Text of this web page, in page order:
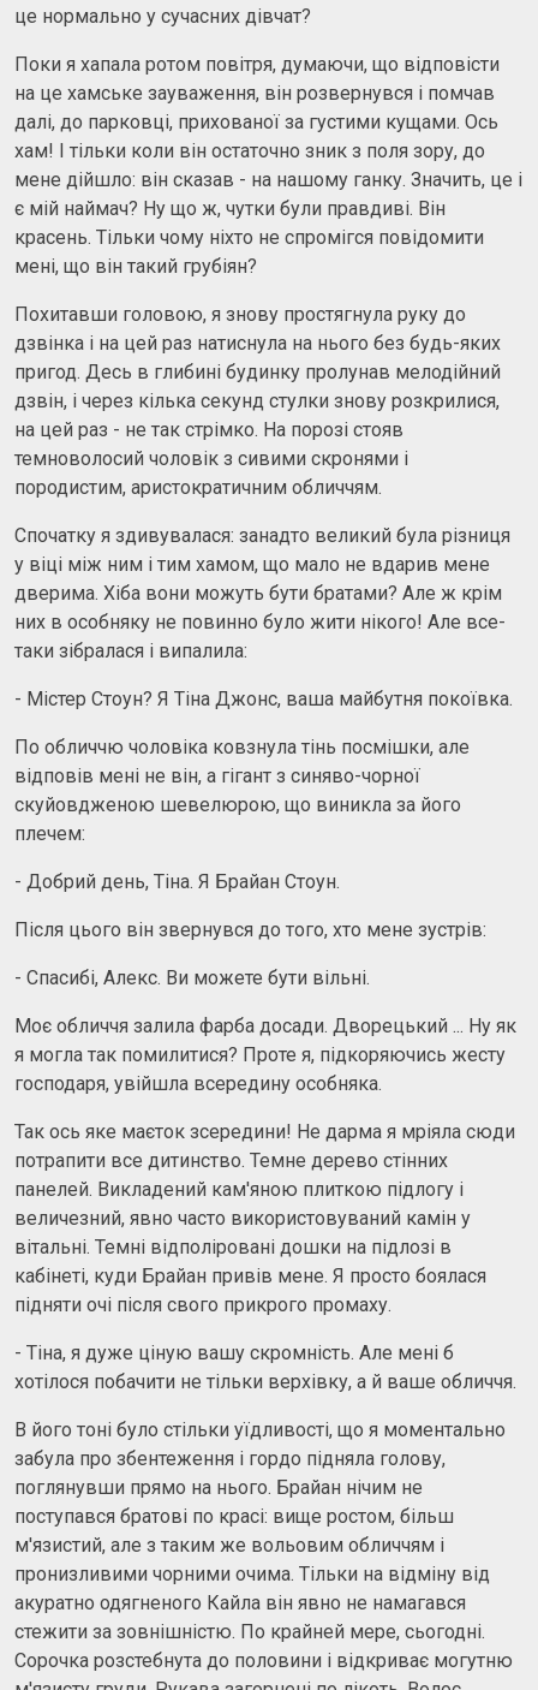
це нормально у сучасних дівчат?
Поки я хапала ротом повітря, думаючи, що відповісти
на це хамське зауваження, він розвернувся і помчав
далі, до парковці, прихованої за густими кущами. Ось
хам! І тільки коли він остаточно зник з поля зору, до
мене дійшло: він сказав - на нашому ганку. Значить, це і
є мій наймач? Ну що ж, чутки були правдиві. Він
красень. Тільки чому ніхто не спромігся повідомити
мені, що він такий грубіян?
Похитавши головою, я знову простягнула руку до
дзвінка і на цей раз натиснула на нього без будь-яких
пригод. Десь в глибині будинку пролунав мелодійний
дзвін, і через кілька секунд стулки знову розкрилися,
на цей раз - не так стрімко. На порозі стояв
темноволосий чоловік з сивими скронями і
породистим, аристократичним обличчям.
Спочатку я здивувалася: занадто великий була різниця
у віці між ним і тим хамом, що мало не вдарив мене
дверима. Хіба вони можуть бути братами? Але ж крім
них в особняку не повинно було жити нікого! Але все-
таки зібралася і випалила:
- Містер Стоун? Я Тіна Джонс, ваша майбутня покоївка.
По обличчю чоловіка ковзнула тінь посмішки, але
відповів мені не він, а гігант з синяво-чорної
скуйовдженою шевелюрою, що виникла за його
плечем:
- Добрий день, Тіна. Я Брайан Стоун.
Після цього він звернувся до того, хто мене зустрів:
- Спасибі, Алекс. Ви можете бути вільні.
Моє обличчя залила фарба досади. Дворецький ... Ну як
я могла так помилитися? Проте я, підкоряючись жесту
господаря, увійшла всередину особняка.
Так ось яке маєток зсередини! Не дарма я мріяла сюди
потрапити все дитинство. Темне дерево стінних
панелей. Викладений кам'яною плиткою підлогу і
величезний, явно часто використовуваний камін у
вітальні. Темні відполіровані дошки на підлозі в
кабінеті, куди Брайан привів мене. Я просто боялася
підняти очі після свого прикрого промаху.
- Тіна, я дуже ціную вашу скромність. Але мені б
хотілося побачити не тільки верхівку, а й ваше обличчя.
В його тоні було стільки уїдливості, що я моментально
забула про збентеження і гордо підняла голову,
поглянувши прямо на нього. Брайан нічим не
поступався братові по красі: вище ростом, більш
м'язистий, але з таким же вольовим обличчям і
пронизливими чорними очима. Тільки на відміну від
акуратно одягненого Кайла він явно не намагався
стежити за зовнішністю. По крайней мере, сьогодні.
Сорочка розстебнута до половини і відкриває могутню